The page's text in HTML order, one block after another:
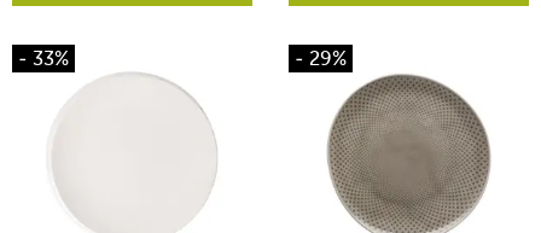
- 33% - 29%